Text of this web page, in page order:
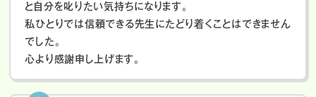
と自分を叱りたい気持ちになります。
私ひとりでは信頼できる先生にたどり着くことはできません
でした。
心より感謝申し上げます。